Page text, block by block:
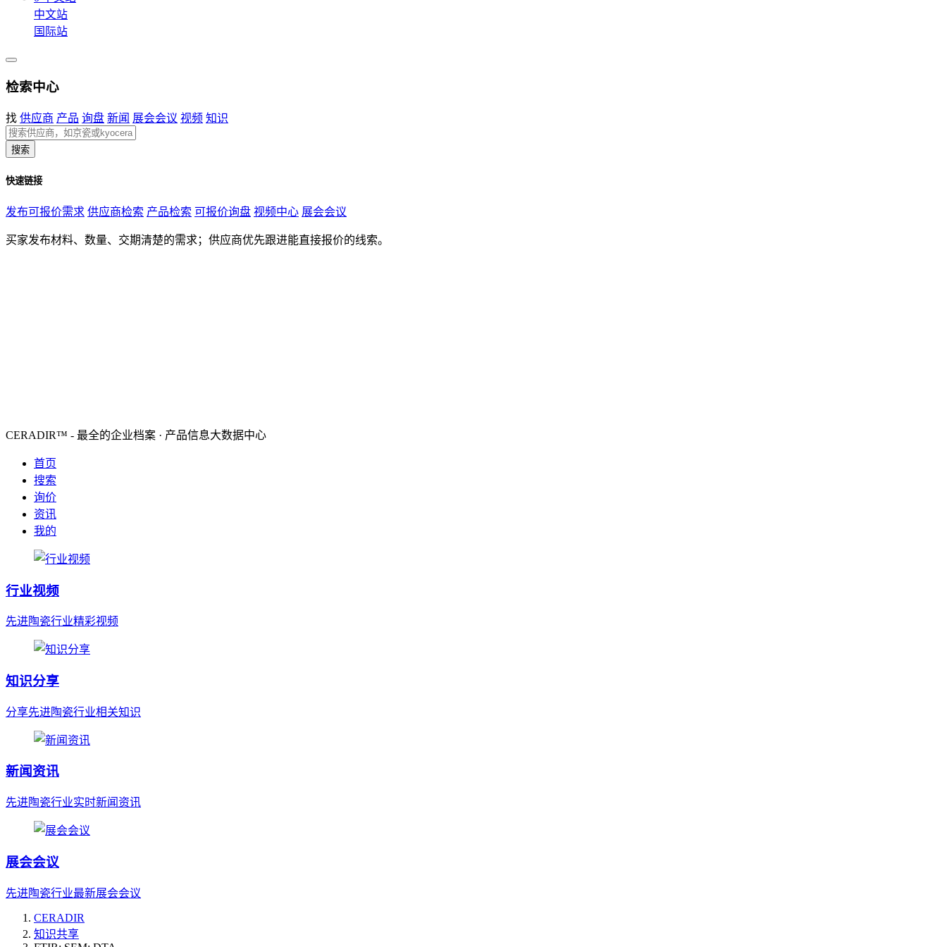
中文站
国际站
检索中心
找 供应商 产品 询盘 新闻 展会会议 视频 知识
搜索
快速链接
发布可报价需求 供应商检索 产品检索 可报价询盘 视频中心 展会会议
买家发布材料、数量、交期清楚的需求；供应商优先跟进能直接报价的线索。
CERADIR™ - 最全的企业档案 · 产品信息大数据中心
首页
搜索
询价
资讯
我的
行业视频
先进陶瓷行业精彩视频
知识分享
分享先进陶瓷行业相关知识
新闻资讯
先进陶瓷行业实时新闻资讯
展会会议
先进陶瓷行业最新展会会议
CERADIR
知识共享